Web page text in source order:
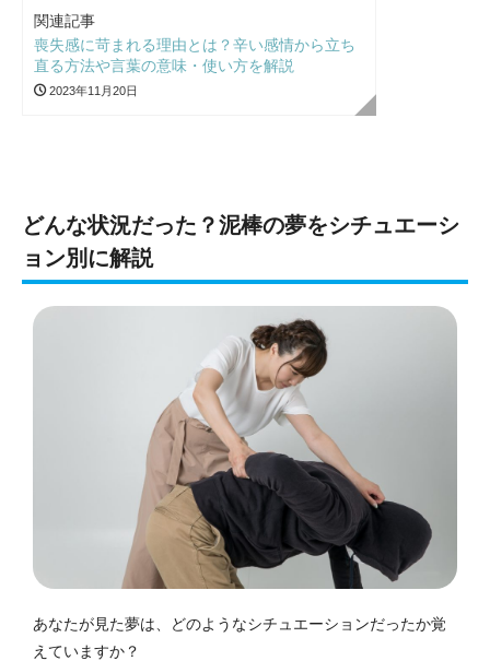
関連記事
喪失感に苛まれる理由とは？辛い感情から立ち
直る方法や言葉の意味・使い方を解説
2023年11月20日
どんな状況だった？泥棒の夢をシチュエーシ
ョン別に解説
あなたが見た夢は、どのようなシチュエーションだったか覚
えていますか？